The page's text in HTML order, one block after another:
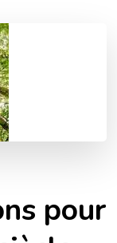
pour